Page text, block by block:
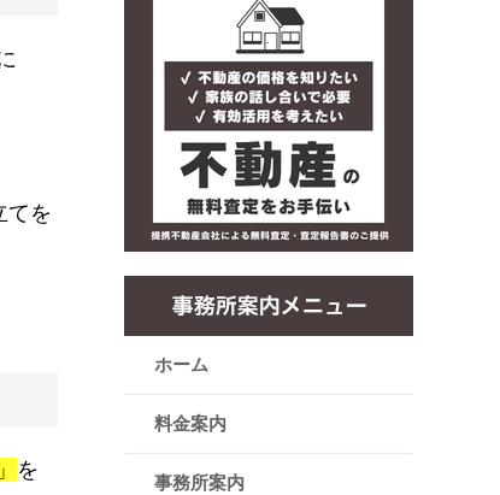
てを
を
ホーム
料金案内
事務所案内